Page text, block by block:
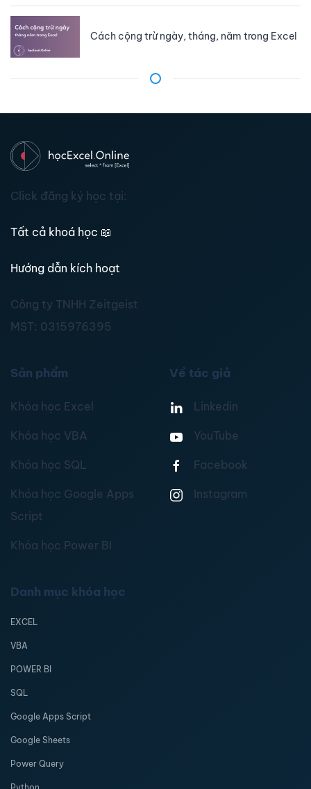
Cách cộng trừ ngày, tháng, năm trong Excel
Click đăng ký học tại:
Tất cả khoá học 📖
Hướng dẫn kích hoạt
Công ty TNHH Zeitgeist
MST: 0315976395
Sản phẩm
Khóa học Excel
Khóa học VBA
Khóa học SQL
Khóa học Google Apps
Script
Khóa học Power BI
Về tác giả
Linkedin
YouTube
Facebook
Instagram
Danh mục khóa học
EXCEL
VBA
POWER BI
SQL
Google Apps Script
Google Sheets
Power Query